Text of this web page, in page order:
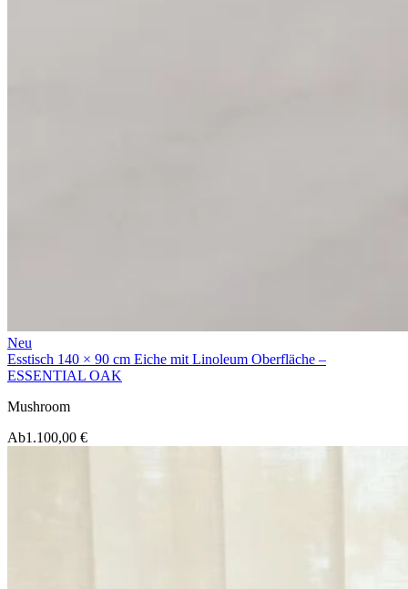
Neu
Esstisch 140 × 90 cm Eiche mit Linoleum Oberfläche –
ESSENTIAL OAK
Mushroom
Ab1.100,00 €